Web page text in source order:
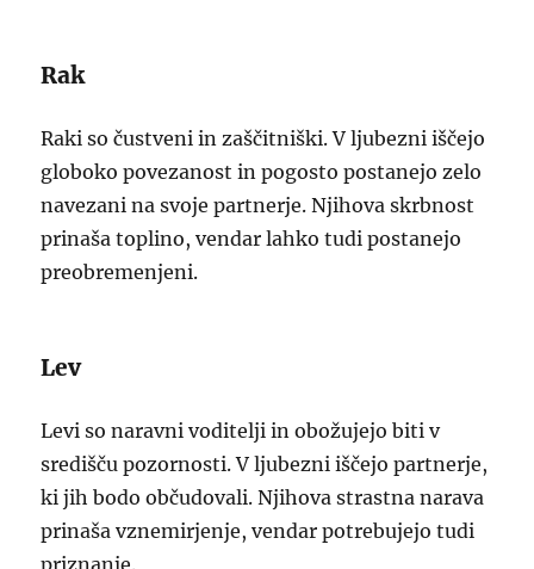
Rak
Raki so čustveni in zaščitniški. V ljubezni iščejo
globoko povezanost in pogosto postanejo zelo
navezani na svoje partnerje. Njihova skrbnost
prinaša toplino, vendar lahko tudi postanejo
preobremenjeni.
Lev
Levi so naravni voditelji in obožujejo biti v
središču pozornosti. V ljubezni iščejo partnerje,
ki jih bodo občudovali. Njihova strastna narava
prinaša vznemirjenje, vendar potrebujejo tudi
priznanje.